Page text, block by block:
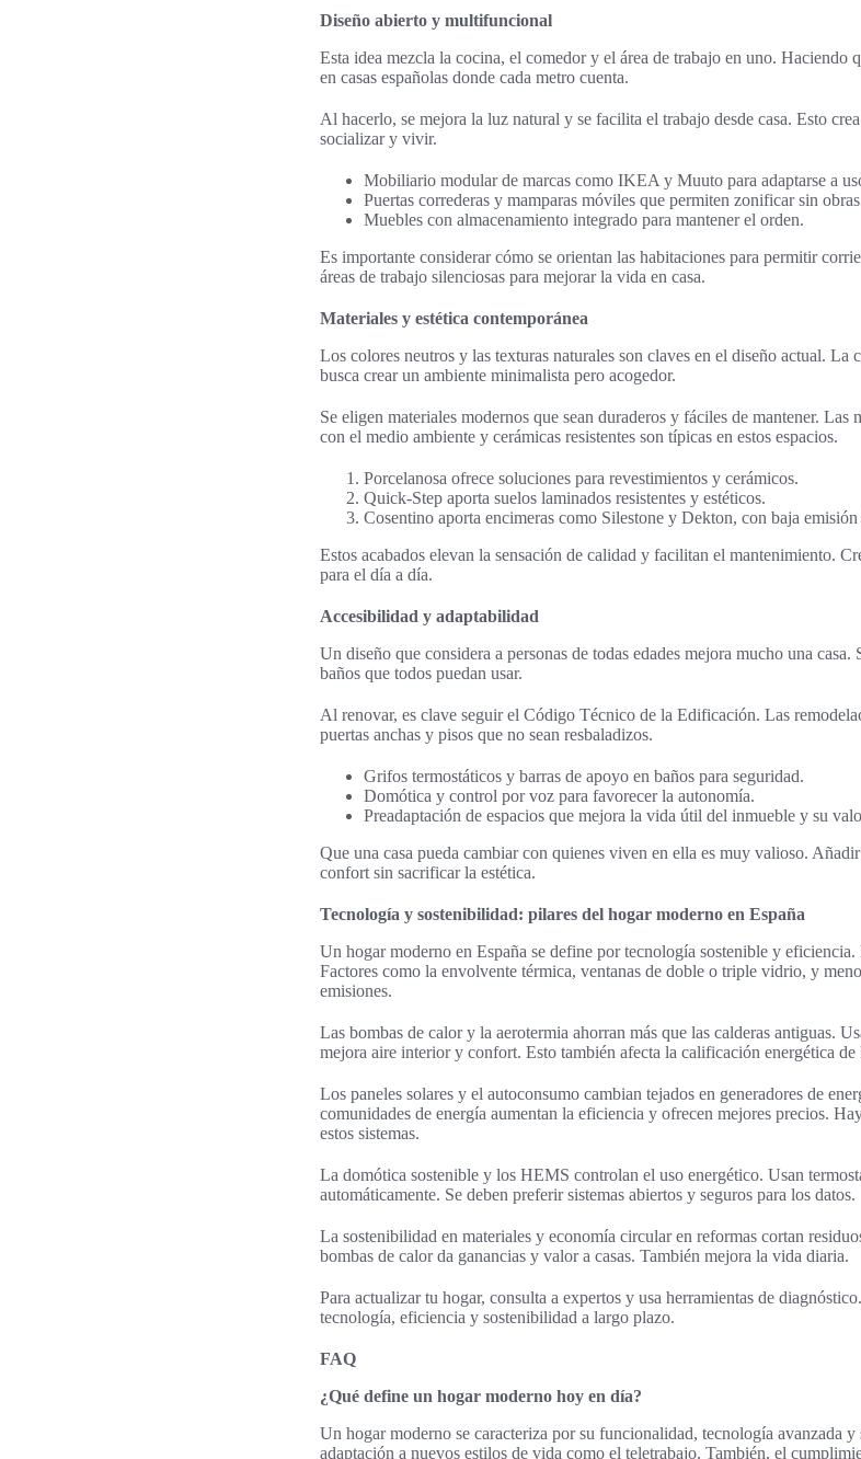
Diseño abierto y multifuncional
Esta idea mezcla la cocina, el comedor y el área de trabajo en uno. Haciendo
en casas españolas donde cada metro cuenta.
Al hacerlo, se mejora la luz natural y se facilita el trabajo desde casa. Esto
socializar y vivir.
Mobiliario modular de marcas como IKEA y Muuto para adaptarse a
Puertas correderas y mamparas móviles que permiten zonificar sin
Muebles con almacenamiento integrado para mantener el orden.
Es importante considerar cómo se orientan las habitaciones para permitir
áreas de trabajo silenciosas para mejorar la vida en casa.
Materiales y estética contemporánea
Los colores neutros y las texturas naturales son claves en el diseño actual.
busca crear un ambiente minimalista pero acogedor.
Se eligen materiales modernos que sean duraderos y fáciles de mantener. Las
con el medio ambiente y cerámicas resistentes son típicas en estos espacios.
Porcelanosa ofrece soluciones para revestimientos y cerámicos.
Quick-Step aporta suelos laminados resistentes y estéticos.
Cosentino aporta encimeras como Silestone y Dekton, con baja
Estos acabados elevan la sensación de calidad y facilitan el mantenimiento.
para el día a día.
Accesibilidad y adaptabilidad
Un diseño que considera a personas de todas edades mejora mucho una
baños que todos puedan usar.
Al renovar, es clave seguir el Código Técnico de la Edificación. Las
puertas anchas y pisos que no sean resbaladizos.
Grifos termostáticos y barras de apoyo en baños para seguridad.
Domótica y control por voz para favorecer la autonomía.
Preadaptación de espacios que mejora la vida útil del inmueble y su
Que una casa pueda cambiar con quienes viven en ella es muy valioso.
confort sin sacrificar la estética.
Tecnología y sostenibilidad: pilares del hogar moderno en España
Un hogar moderno en España se define por tecnología sostenible y
Factores como la envolvente térmica, ventanas de doble o triple vidrio, y
emisiones.
Las bombas de calor y la aerotermia ahorran más que las calderas antiguas.
mejora aire interior y confort. Esto también afecta la calificación energética de
Los paneles solares y el autoconsumo cambian tejados en generadores de
comunidades de energía aumentan la eficiencia y ofrecen mejores precios.
estos sistemas.
La domótica sostenible y los HEMS controlan el uso energético. Usan
automáticamente. Se deben preferir sistemas abiertos y seguros para los datos.
La sostenibilidad en materiales y economía circular en reformas cortan
bombas de calor da ganancias y valor a casas. También mejora la vida diaria.
Para actualizar tu hogar, consulta a expertos y usa herramientas de
tecnología, eficiencia y sostenibilidad a largo plazo.
FAQ
¿Qué define un hogar moderno hoy en día?
Un hogar moderno se caracteriza por su funcionalidad, tecnología avanzada
adaptación a nuevos estilos de vida como el teletrabajo. También, el